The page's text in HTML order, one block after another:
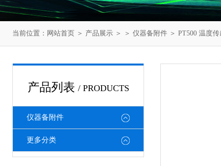
当前位置： 网站首页 ＞ 产品展示 ＞ ＞ 仪器备附件 ＞ PT500 温度
产品列表 / PRODUCTS
仪器备附件
更多分类